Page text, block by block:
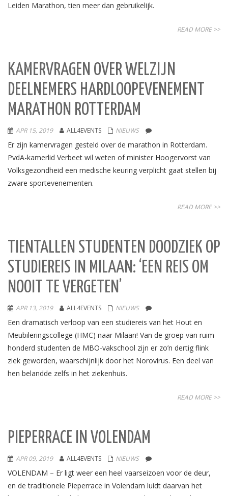
Leiden Marathon, tien meer dan gebruikelijk.
READ MORE >>
KAMERVRAGEN OVER WELZIJN
DEELNEMERS HARDLOOPEVENEMENT
MARATHON ROTTERDAM
APR 15, 2019 ALL4EVENTS NIEUWS
Er zijn kamervragen gesteld over de marathon in Rotterdam.
PvdA-kamerlid Verbeet wil weten of minister Hoogervorst van
Volksgezondheid een medische keuring verplicht gaat stellen bij
zware sportevenementen.
READ MORE >>
TIENTALLEN STUDENTEN DOODZIEK OP
STUDIEREIS IN MILAAN: ‘EEN REIS OM
NOOIT TE VERGETEN’
APR 13, 2019 ALL4EVENTS NIEUWS
Een dramatisch verloop van een studiereis van het Hout en
Meubileringscollege (HMC) naar Milaan! Van de groep van ruim
honderd studenten de MBO-vakschool zijn er zo’n dertig flink
ziek geworden, waarschijnlijk door het Norovirus. Een deel van
hen belandde zelfs in het ziekenhuis.
READ MORE >>
PIEPERRACE IN VOLENDAM
APR 09, 2019 ALL4EVENTS NIEUWS
VOLENDAM – Er ligt weer een heel vaarseizoen voor de deur,
en de traditionele Pieperrace in Volendam luidt daarvan het